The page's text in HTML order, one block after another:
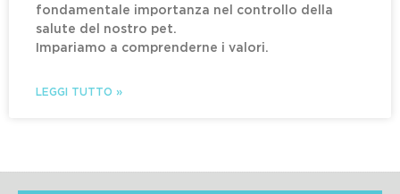
fondamentale importanza nel controllo della
salute del nostro pet.
Impariamo a comprenderne i valori.
LEGGI TUTTO »